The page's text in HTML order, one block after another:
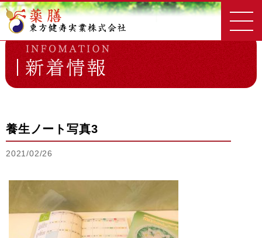
東方健寿実業 新着情報一覧 養生ノート写真3
養生ノート写真3
2021/02/26